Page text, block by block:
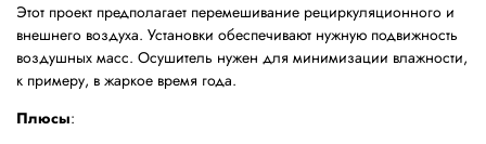
Этот проект предполагает перемешивание рециркуляционного и
внешнего воздуха. Установки обеспечивают нужную подвижность
воздушных масс. Осушитель нужен для минимизации влажности,
к примеру, в жаркое время года.
Плюсы: